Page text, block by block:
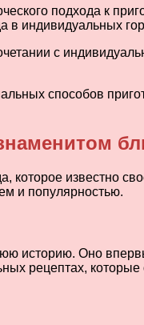
подхода к
индивидуальных
с
способов
которое известно
и популярностью.
историю. Оно
рецептах,